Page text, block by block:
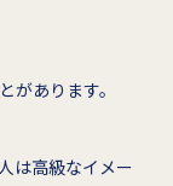
があります。
は高級なイメー